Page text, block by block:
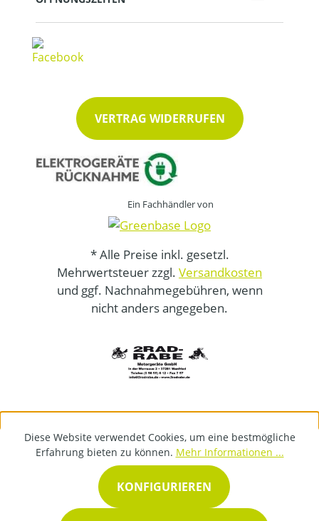
VERTRAG WIDERRUFEN
Ein Fachhändler von
* Alle Preise inkl. gesetzl.
Mehrwertsteuer zzgl. Versandkosten
und ggf. Nachnahmegebühren, wenn
nicht anders angegeben.
Diese Website verwendet Cookies, um eine bestmögliche
Erfahrung bieten zu können. Mehr Informationen ...
KONFIGURIEREN